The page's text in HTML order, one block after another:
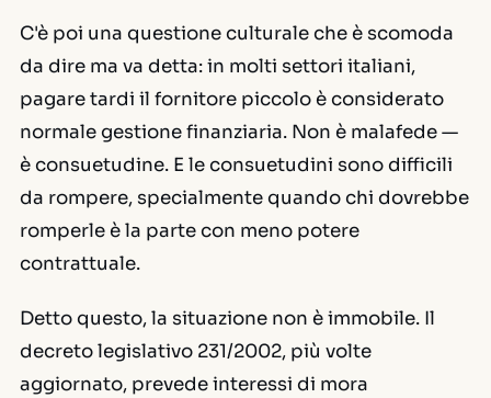
C'è poi una questione culturale che è scomoda
da dire ma va detta: in molti settori italiani,
pagare tardi il fornitore piccolo è considerato
normale gestione finanziaria. Non è malafede —
è consuetudine. E le consuetudini sono difficili
da rompere, specialmente quando chi dovrebbe
romperle è la parte con meno potere
contrattuale.
Detto questo, la situazione non è immobile. Il
decreto legislativo 231/2002, più volte
aggiornato, prevede interessi di mora